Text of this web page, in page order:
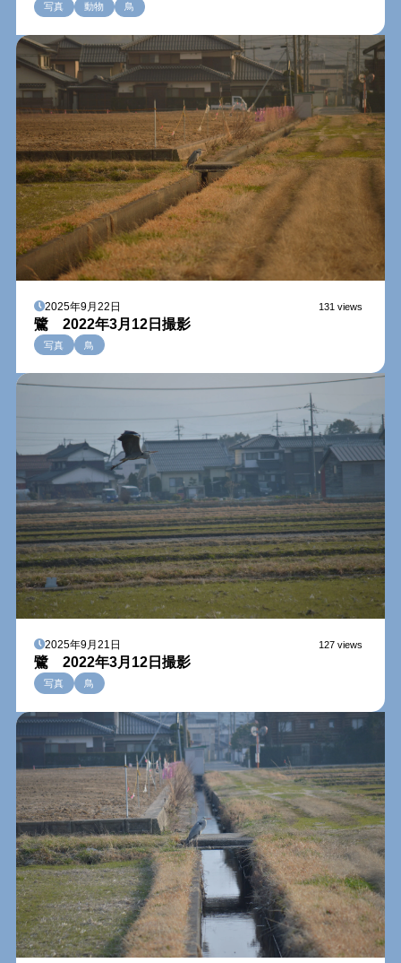
写真 動物 鳥
2025年9月22日 131 views
鷺 2022年3月12日撮影
写真 鳥
2025年9月21日 127 views
鷺 2022年3月12日撮影
写真 鳥